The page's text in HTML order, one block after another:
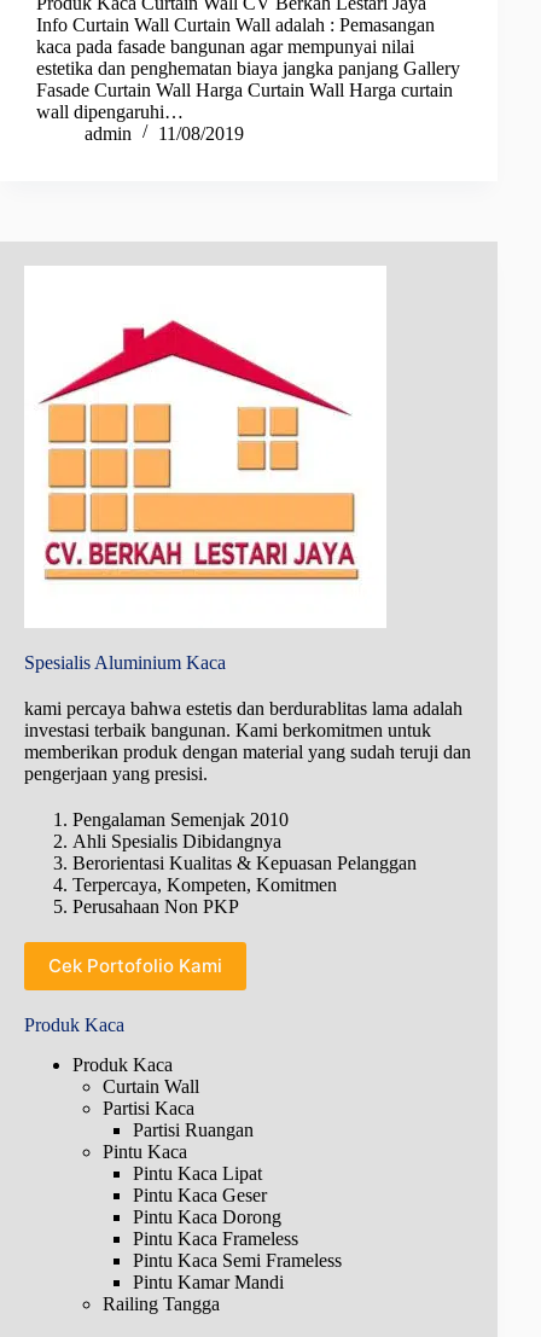
Info Curtain Wall Curtain Wall adalah : Pemasangan
kaca pada fasade bangunan agar mempunyai nilai
estetika dan penghematan biaya jangka panjang Gallery
Fasade Curtain Wall Harga Curtain Wall Harga curtain
wall dipengaruhi…
admin
11/08/2019
Spesialis Aluminium Kaca
kami percaya bahwa estetis dan berdurablitas lama adalah
investasi terbaik bangunan. Kami berkomitmen untuk
memberikan produk dengan material yang sudah teruji dan
pengerjaan yang presisi.
Pengalaman Semenjak 2010
Ahli Spesialis Dibidangnya
Berorientasi Kualitas & Kepuasan Pelanggan
Terpercaya, Kompeten, Komitmen
Perusahaan Non PKP
Cek Portofolio Kami
Produk Kaca
Produk Kaca
Curtain Wall
Partisi Kaca
Partisi Ruangan
Pintu Kaca
Pintu Kaca Lipat
Pintu Kaca Geser
Pintu Kaca Dorong
Pintu Kaca Frameless
Pintu Kaca Semi Frameless
Pintu Kamar Mandi
Railing Tangga